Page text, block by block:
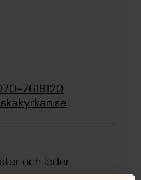
7618120
och leder